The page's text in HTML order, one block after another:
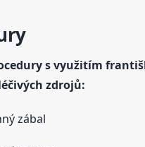
s využitím
zdrojů:
zábal